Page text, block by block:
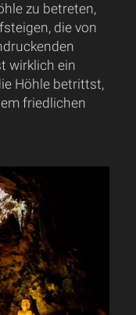
zu betreten,
die von
wirklich ein
Höhle betrittst,
friedlichen